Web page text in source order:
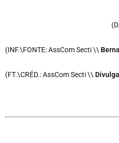
(INF.\FONTE: AssCom Secti \\
(FT.\CRÉD.: AssCom Secti \\